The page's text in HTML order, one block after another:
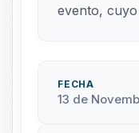
evento,
FECHA
13 de